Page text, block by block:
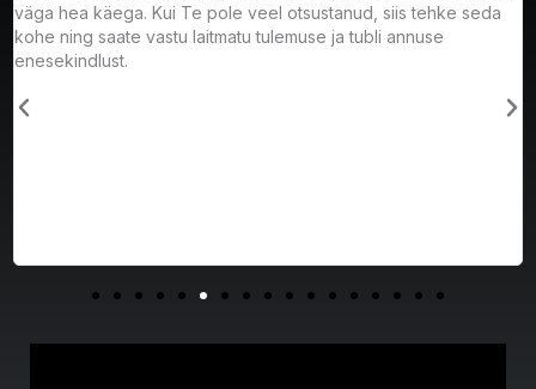
käega. Kui Te pole veel otsustanud, siis tehke seda
saate vastu laitmatu tulemuse ja tubli annuse
money,